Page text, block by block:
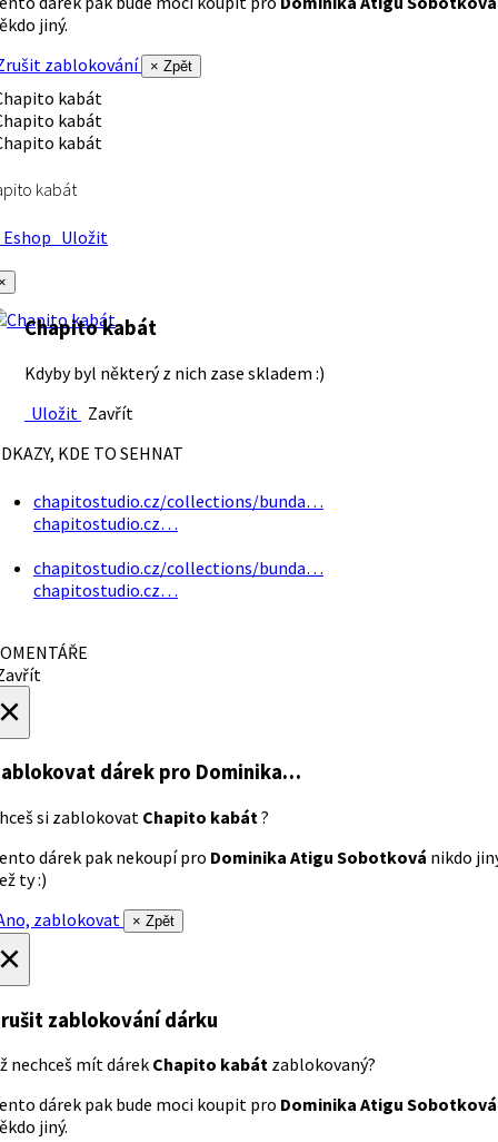
jiný.
zablokování
× Zpět
kabát
Uložit
Chapito kabát
Kdyby byl některý z nich zase skladem :)
Uložit Zavřít
KDE TO SEHNAT
chapitostudio.cz/collections/bunda…
chapitostudio.cz…
chapitostudio.cz/collections/bunda…
chapitostudio.cz…
dárek pro Dominika…
si zablokovat Chapito kabát ?
dárek pak nekoupí pro Dominika Atigu Sobotková nikdo
ty :)
zablokovat
× Zpět
zablokování dárku
nechceš mít dárek Chapito kabát zablokovaný?
dárek pak bude moci koupit pro Dominika Atigu Sobotková
jiný.